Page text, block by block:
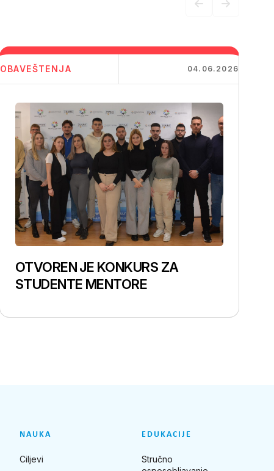
OBAVEŠTENJA 04.06.2026
OTVOREN JE KONKURS ZA
STUDENTE MENTORE
NAUKA
Ciljevi
EDUKACIJE
Stručno